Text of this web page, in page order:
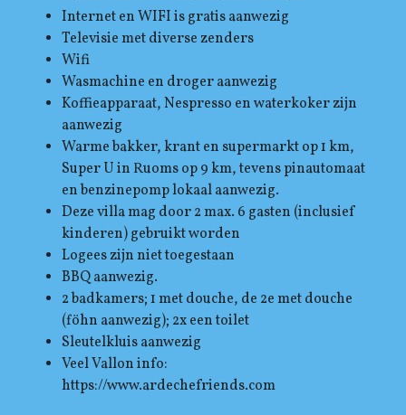
Internet en WIFI is gratis aanwezig
Televisie met diverse zenders
Wifi
Wasmachine en droger aanwezig
Koffieapparaat, Nespresso en waterkoker zijn
aanwezig
Warme bakker, krant en supermarkt op 1 km,
Super U in Ruoms op 9 km, tevens pinautomaat
en benzinepomp lokaal aanwezig.
Deze villa mag door 2 max. 6 gasten (inclusief
kinderen) gebruikt worden
Logees zijn niet toegestaan
BBQ aanwezig.
2 badkamers; 1 met douche, de 2e met douche
(föhn aanwezig); 2x een toilet
Sleutelkluis aanwezig
Veel Vallon info:
https://www.ardechefriends.com